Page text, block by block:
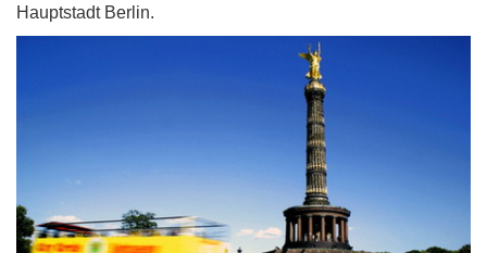
Hauptstadt Berlin.